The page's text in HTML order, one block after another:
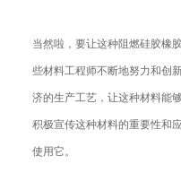
当然啦，要让这种阻燃硅胶橡
些材料工程师不断地努力和创
济的生产工艺，让这种材料能
积极宣传这种材料的重要性和
使用它。